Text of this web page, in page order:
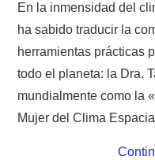
MORSE CW APRENDE Y
NUESTRAS ACTIVIDADES !
PATROCINADORES
En la inmensidad del
ha sabido traducir la
herramientas prácticas
todo el planeta: la Dra.
mundialmente como la
Mujer del Clima